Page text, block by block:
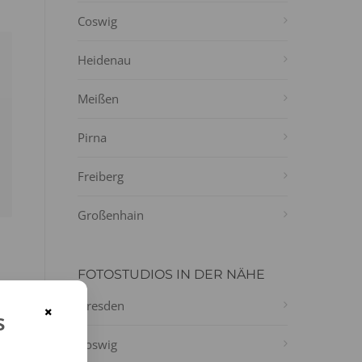
Coswig
Heidenau
Meißen
Pirna
Freiberg
Großenhain
FOTOSTUDIOS IN DER NÄHE
Dresden
Coswig
×